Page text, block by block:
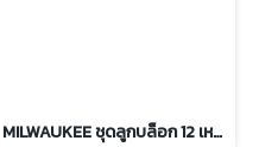
MILWAUKEE ชุดลูกบล็อก 12 เหลี่ยม 13 ชิ้น แกน 1/2" ระบบมิล รุ่น 48-22-9522